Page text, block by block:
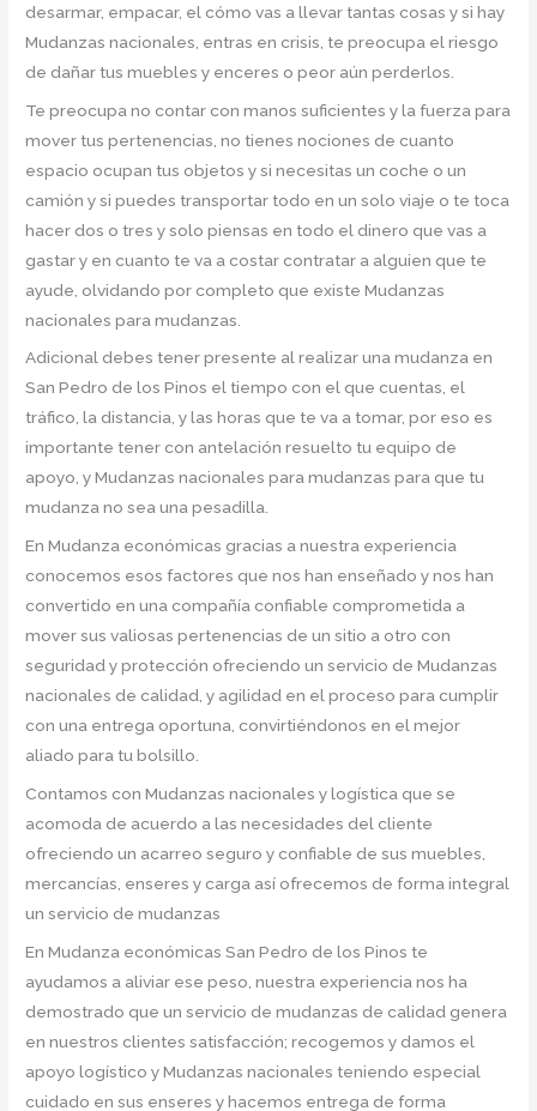
desarmar, empacar, el cómo vas a llevar tantas cosas y si hay
Mudanzas nacionales, entras en crisis, te preocupa el riesgo
de dañar tus muebles y enceres o peor aún perderlos.
Te preocupa no contar con manos suficientes y la fuerza para
mover tus pertenencias, no tienes nociones de cuanto
espacio ocupan tus objetos y si necesitas un coche o un
camión y si puedes transportar todo en un solo viaje o te toca
hacer dos o tres y solo piensas en todo el dinero que vas a
gastar y en cuanto te va a costar contratar a alguien que te
ayude, olvidando por completo que existe Mudanzas
nacionales para mudanzas.
Adicional debes tener presente al realizar una mudanza en
San Pedro de los Pinos el tiempo con el que cuentas, el
tráfico, la distancia, y las horas que te va a tomar, por eso es
importante tener con antelación resuelto tu equipo de
apoyo, y Mudanzas nacionales para mudanzas para que tu
mudanza no sea una pesadilla.
En Mudanza económicas gracias a nuestra experiencia
conocemos esos factores que nos han enseñado y nos han
convertido en una compañía confiable comprometida a
mover sus valiosas pertenencias de un sitio a otro con
seguridad y protección ofreciendo un servicio de Mudanzas
nacionales de calidad, y agilidad en el proceso para cumplir
con una entrega oportuna, convirtiéndonos en el mejor
aliado para tu bolsillo.
Contamos con Mudanzas nacionales y logística que se
acomoda de acuerdo a las necesidades del cliente
ofreciendo un acarreo seguro y confiable de sus muebles,
mercancías, enseres y carga así ofrecemos de forma integral
un servicio de mudanzas
En Mudanza económicas San Pedro de los Pinos te
ayudamos a aliviar ese peso, nuestra experiencia nos ha
demostrado que un servicio de mudanzas de calidad genera
en nuestros clientes satisfacción; recogemos y damos el
apoyo logístico y Mudanzas nacionales teniendo especial
cuidado en sus enseres y hacemos entrega de forma